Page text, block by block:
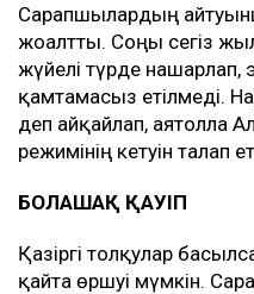
Сарапшылардың
жоғалтты. Соңғы сегіз
жүйелі түрде
қамтамасыз етілмеді.
деп айқайлап, аятолла
режимінің кетуін талап
БОЛАШАҚ ҚАУІП
Қазіргі толқулар
қайта өршуі мүмкін.